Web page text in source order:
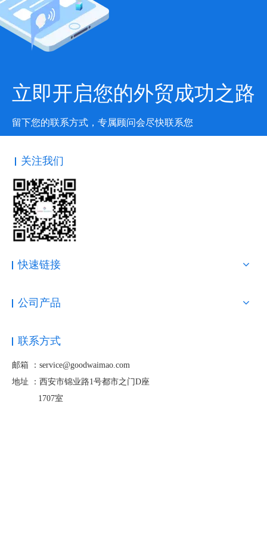
立即开启您的外贸成功之路
留下您的联系方式，专属顾问会尽快联系您
关注我们
快速链接
公司产品
联系方式
邮箱 ：service@goodwaimao.com
地址 ： 西安市锦业路1号都市之门D座
1707室